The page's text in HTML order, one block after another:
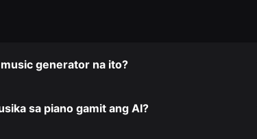
generator na ito?
sa piano gamit ang AI?